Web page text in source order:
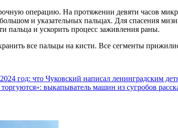
операцию. На протяжении девяти часов
и указательных пальцах. Для спасения
пальца и ускорить процесс заживления раны.
все пальцы на кисти. Все сегменты
год: что Чуковский написал ленинградским
выкапыватель машин из сугробов